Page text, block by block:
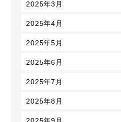
2025年3月
2025年4月
2025年5月
2025年6月
2025年7月
2025年8月
2025年9月